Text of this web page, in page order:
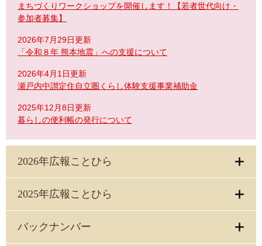
まちづくりワークショップを開催します！【若者世代向け・
参加者募集】
2026年7月29日更新
「令和８年 熊本地震」への支援について
2026年4月1日更新
瀬戸内中讃定住自立圏くらし体験支援事業補助金
2025年12月8日更新
暮らしの便利帳の発行について
2026年広報ことひら
2025年広報ことひら
バックナンバー